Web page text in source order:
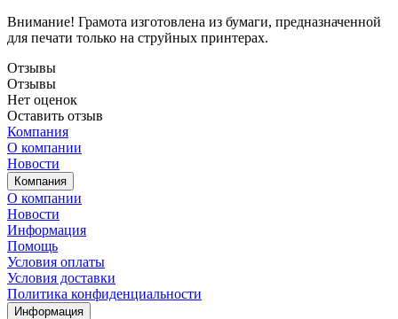
Внимание! Грамота изготовлена из бумаги, предназначенной
для печати только на струйных принтерах.
Отзывы
Отзывы
Нет оценок
Оставить отзыв
Компания
О компании
Новости
Компания
О компании
Новости
Информация
Помощь
Условия оплаты
Условия доставки
Политика конфиденциальности
Информация